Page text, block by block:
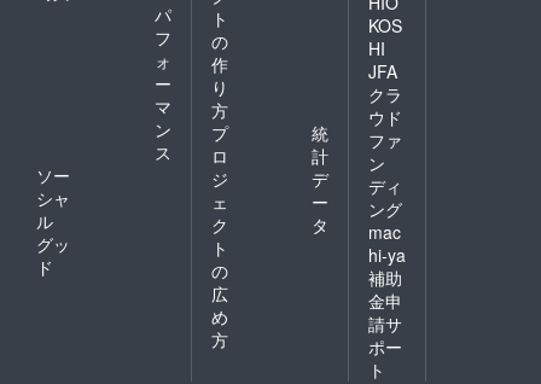
パ
フ
ォ
ー
マ
ン
ス
ソー
シャ
ル
グッ
ド
ト
の
作
り
方
プ
ロ
ジ
ェ
ク
ト
の
広
め
方
統
計
デ
ー
タ
KOS
HI
JFA
クラ
ウド
ファ
ン
ディ
ング
mac
hi-ya
補助
金申
請サ
ポー
ト